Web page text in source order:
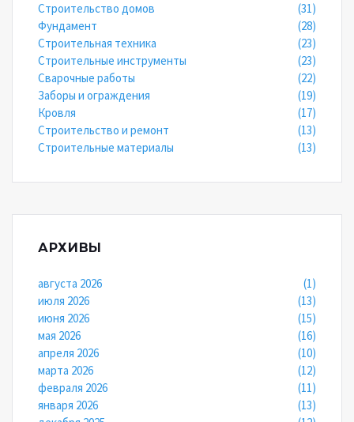
Строительство домов
(31)
Фундамент
(28)
Строительная техника
(23)
Строительные инструменты
(23)
Сварочные работы
(22)
Заборы и ограждения
(19)
Кровля
(17)
Строительство и ремонт
(13)
Строительные материалы
(13)
АРХИВЫ
августа 2026
(1)
июля 2026
(13)
июня 2026
(15)
мая 2026
(16)
апреля 2026
(10)
марта 2026
(12)
февраля 2026
(11)
января 2026
(13)